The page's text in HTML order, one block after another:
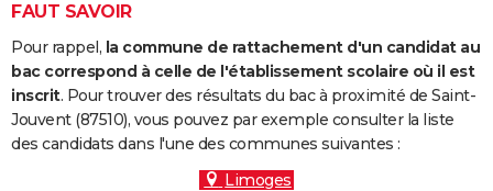
S'inscrire
Se connecter
Lycées
Collèges
Primaires
Universités
Entreprises
Service militaire
Avis de recherche
AVIS DE DÉCÈS
FORUM
FAUT SAVOIR
Pour rappel, la commune de rattachement d'un candidat au
bac correspond à celle de l'établissement scolaire où il est
inscrit. Pour trouver des résultats du bac à proximité de Saint-
Jouvent (87510), vous pouvez par exemple consulter la liste
des candidats dans l'une des communes suivantes :
Limoges